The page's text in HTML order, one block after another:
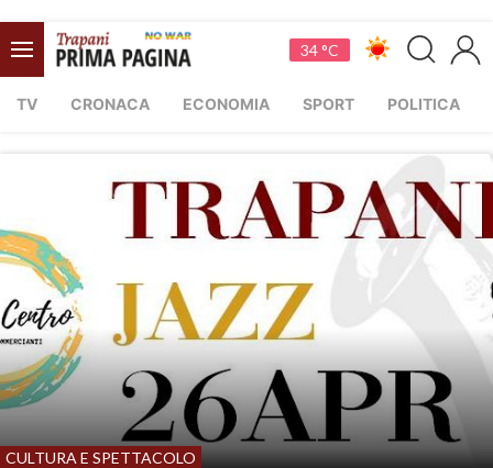
34 °C
TV CRONACA ECONOMIA SPORT POLITICA
CULTURA E SPETTACOLO